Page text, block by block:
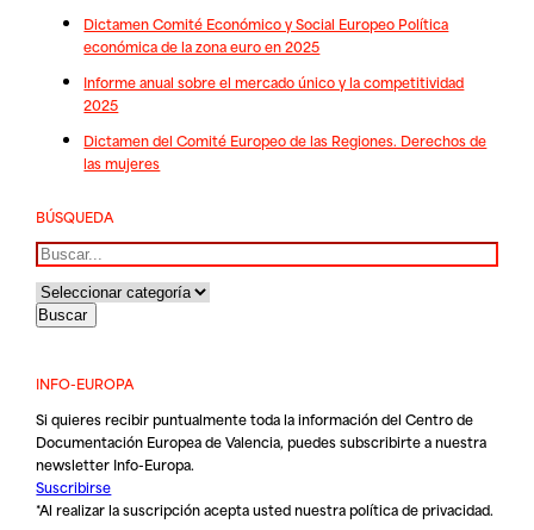
Dictamen Comité Económico y Social Europeo Política
económica de la zona euro en 2025
Informe anual sobre el mercado único y la competitividad
2025
Dictamen del Comité Europeo de las Regiones. Derechos de
las mujeres
BÚSQUEDA
Buscar
INFO-EUROPA
Si quieres recibir puntualmente toda la información del Centro de
Documentación Europea de Valencia, puedes subscribirte a nuestra
newsletter Info-Europa.
Suscribirse
*Al realizar la suscripción acepta usted nuestrapolítica de privacidad.